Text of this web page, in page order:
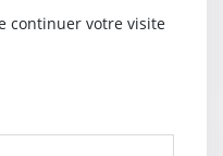
en passant par
travail jusqu'à sa
continuer votre visite